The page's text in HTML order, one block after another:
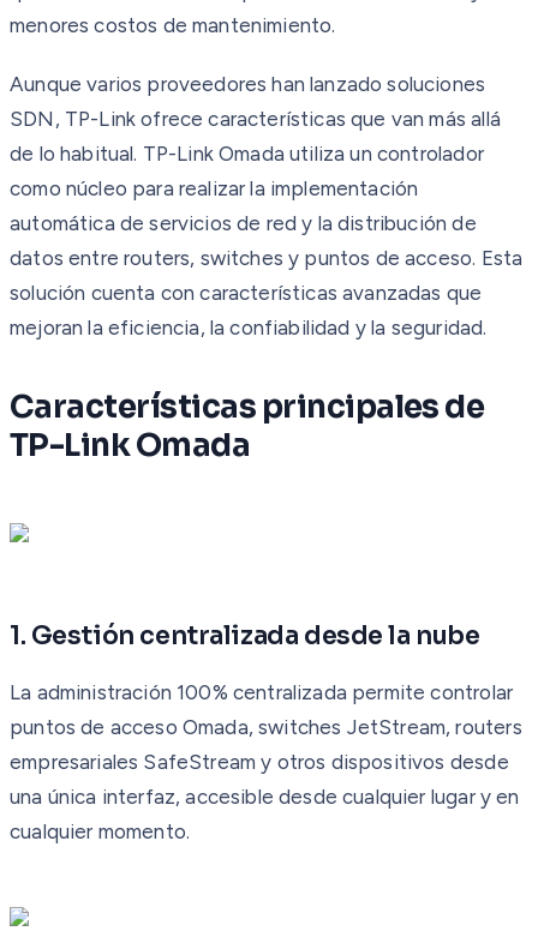
menores costos de mantenimiento.
Aunque varios proveedores han lanzado soluciones
SDN, TP-Link ofrece características que van más allá
de lo habitual. TP-Link Omada utiliza un controlador
como núcleo para realizar la implementación
automática de servicios de red y la distribución de
datos entre routers, switches y puntos de acceso. Esta
solución cuenta con características avanzadas que
mejoran la eficiencia, la confiabilidad y la seguridad.
Características principales de
TP-Link Omada
1. Gestión centralizada desde la nube
La administración 100% centralizada permite controlar
puntos de acceso Omada, switches JetStream, routers
empresariales SafeStream y otros dispositivos desde
una única interfaz, accesible desde cualquier lugar y en
cualquier momento.